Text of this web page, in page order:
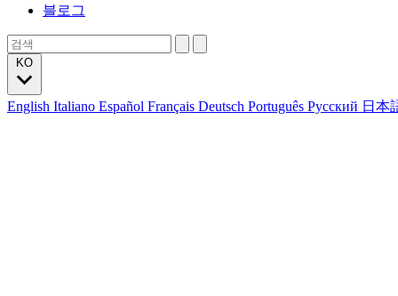
블로그
English Italiano Español Français Deutsch Português Русский 日本